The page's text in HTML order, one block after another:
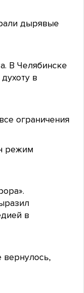
дырявые
В Челябинске
в
ограничения
режим
в
вернулось,